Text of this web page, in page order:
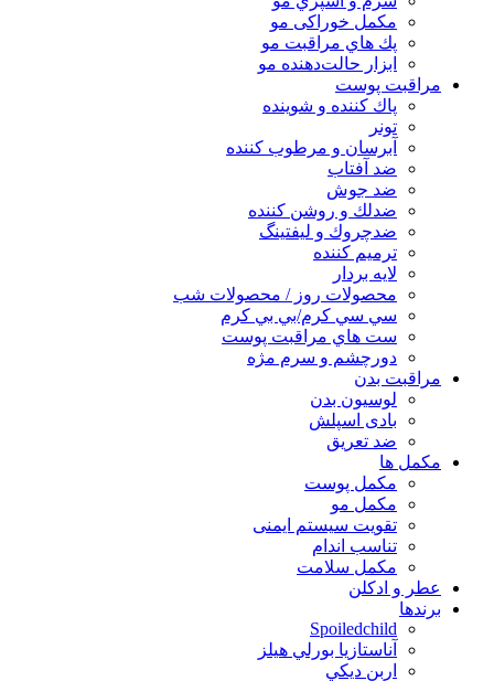
مكمل خوراكی مو
پك هاي مراقبت مو
ابزار حالت‌دهنده مو
مراقبت پوست
پاك كننده و شوينده
تونر
آبرسان و مرطوب كننده
ضد آفتاب
ضد جوش
ضدلك و روشن كننده
ضدچروك و ليفتينگ
ترميم كننده
لايه بردار
محصولات روز / محصولات شب
سي سي كرم/بي بي كرم
ست هاي مراقبت پوست
دورچشم و سرم مژه
مراقبت بدن
لوسیون بدن
بادی اسپلش
ضد تعریق
مكمل ها
مکمل پوست
مکمل مو
تقویت سیستم ایمنی
تناسب اندام
مکمل سلامت
عطر و ادکلن
برندها
Spoiledchild
آناستازيا بورلي هيلز
اربن ديكي